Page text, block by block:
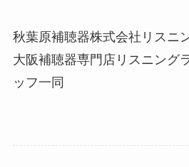
秋葉原補聴器株式会社リスニ
大阪補聴器専門店リスニン
ッフ一同